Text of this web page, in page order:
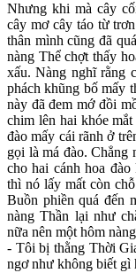
Nhưng khi mà cây
cây mơ cây táo từ
thân mình cũng đã
nàng Thể chợt thấy
xấu. Nàng nghĩ rằng
phách khũng bố mấy
này đã đem mớ đồi
chim lên hai khóe
đào mấy cái rãnh ở
gọi là má đào. Chẳng
cho hai cánh hoa
thì nó lấy mất còn
Buồn phiền quá đến
nàng Thần lại như
nữa nên một hôm
- Tôi bị thằng Thời
ngơ như không biết gì